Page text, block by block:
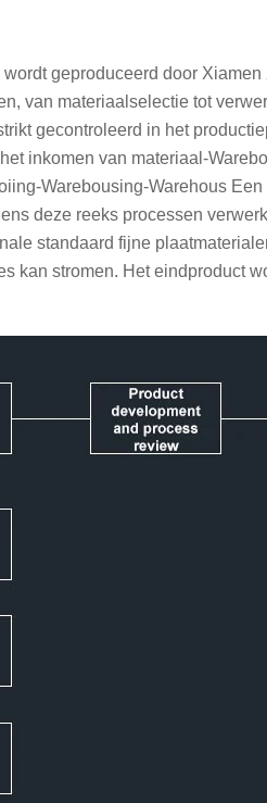
geproduceerd door
van materiaalselectie tot
gecontroleerd in het
inkomen van materiaal-
Warebousing-Warehous Een
deze reeks processen
standaard fijne
kan stromen. Het eindproduct